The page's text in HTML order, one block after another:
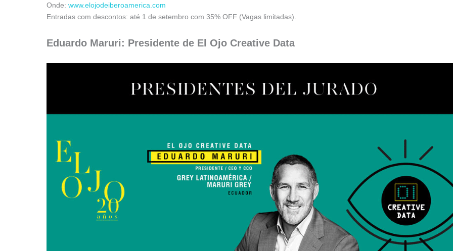
Onde: www.elojodeiberoamerica.com
Entradas com descontos: até 1 de setembro com 35% OFF (Vagas limitadas).
Eduardo Maruri: Presidente de El Ojo Creative Data